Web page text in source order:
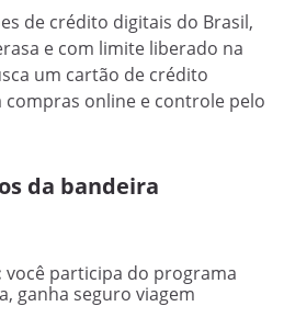
de crédito digitais do Brasil,
e com limite liberado na
um cartão de crédito
online e controle pelo
da bandeira
você participa do programa
ganha seguro viagem